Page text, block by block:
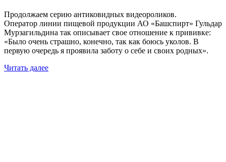
Продолжаем серию антиковидных видеороликов.
Оператор линии пищевой продукции АО «Башспирт» Гульдар
Мурзагильдина так описывает свое отношение к прививке:
«Было очень страшно, конечно, так как боюсь уколов. В
первую очередь я проявила заботу о себе и своих родных».
Читать далее